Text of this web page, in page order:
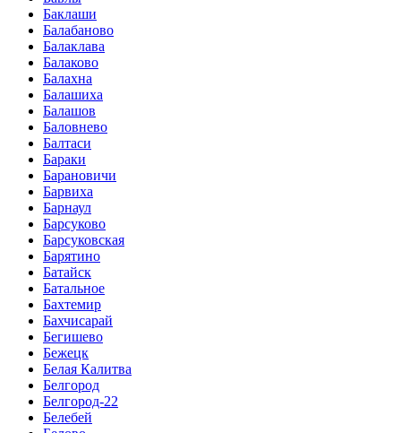
Баклаши
Балабаново
Балаклава
Балаково
Балахна
Балашиха
Балашов
Баловнево
Балтаси
Бараки
Барановичи
Барвиха
Барнаул
Барсуково
Барсуковская
Барятино
Батайск
Батальное
Бахтемир
Бахчисарай
Бегишево
Бежецк
Белая Калитва
Белгород
Белгород-22
Белебей